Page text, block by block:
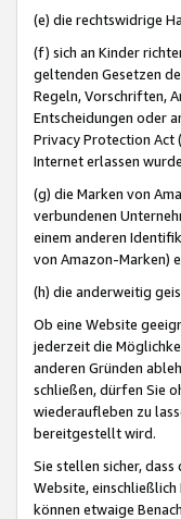
(e) die rechtswidrige
(f) sich an Kinder
geltenden Gesetzen
Regeln, Vorschriften,
Entscheidungen oder
Privacy Protection Act
Internet erlassen
(g) die Marken von
verbundenen
einem anderen
von Amazon-Marken)
(h) die anderweitig
Ob eine Website
jederzeit die
anderen Gründen
schließen, dürfen Sie
wiederaufleben zu
bereitgestellt wird.
Sie stellen sicher,
Website,
können etwaige